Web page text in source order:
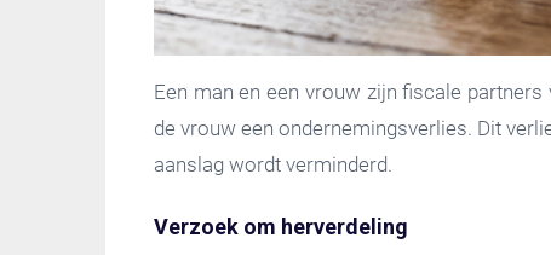
Een man en een vrouw zijn fiscale
de vrouw een ondernemingsverlies. Dit
aanslag wordt verminderd.
Verzoek om herverdeling